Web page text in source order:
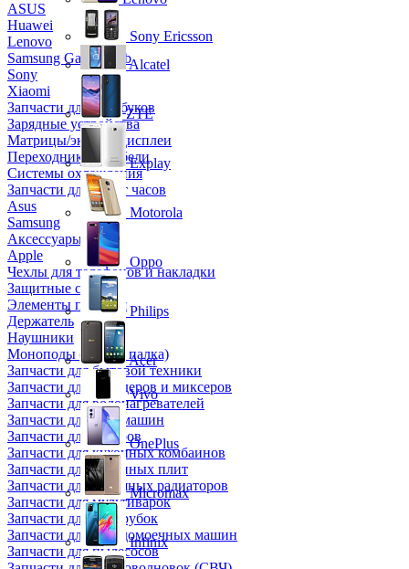
ASUS
Huawei
Lenovo
Samsung Galaxy Tab
Sony
Xiaomi
Запчасти для ноутбуков
Зарядные устройства
Матрицы/экраны/дисплеи
Переходники и кабели
Системы охлаждения
Запчасти для смарт часов
Asus
Samsung
Аксессуары
Apple
Чехлы для телефонов и накладки
Защитные стекла
Элементы питания
Держатель
Наушники
Моноподы (Селфи палка)
Запчасти для бытовой техники
Запчасти для блендеров и миксеров
Запчасти для водонагревателей
Запчасти для кофемашин
Запчасти для кулеров
Запчасти для кухонных комбаинов
Запчасти для кухонных плит
Запчасти для масляных радиаторов
Запчасти для мультиварок
Запчасти для мясорубок
Запчасти для посудомоечных машин
Запчасти для пылесосов
Sony Ericsson
Alcatel
ZTE
Explay
Motorola
Oppo
Philips
Acer
Vivo
OnePlus
Micromax
Infinix